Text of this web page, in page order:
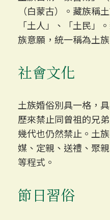
（白蒙古）。藏族稱
「土人」、「土民」
族意願，統一稱為土族
社會文化
土族婚俗別具一格，
歷來禁止同曾祖的兄
幾代也仍然禁止。土
媒、定親、送禮、聚
等程式。
節日習俗